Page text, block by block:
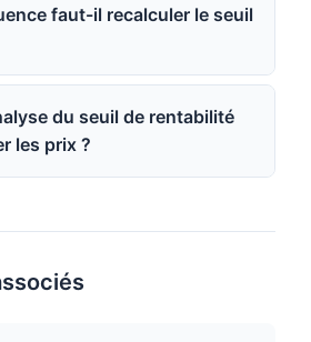
faut-il recalculer le seuil
du seuil de rentabilité
les prix ?